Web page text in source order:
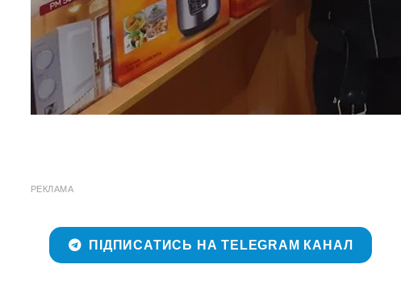
РЕКЛАМА
ПІДПИСАТИСЬ НА TELEGRAM КАНАЛ